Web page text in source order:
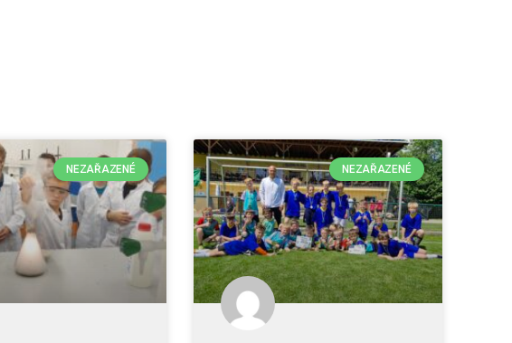
NEZAŘAZENÉ NEZAŘAZENÉ